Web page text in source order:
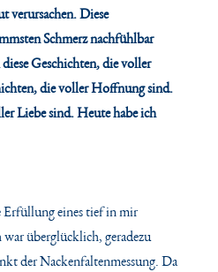
verursachen. Diese
Schmerz nachfühlbar
Geschichten, die voller
die voller Hoffnung sind.
Liebe sind. Heute habe ich
Erfüllung eines tief in mir
überglücklich, geradezu
der Nackenfaltenmessung. Da